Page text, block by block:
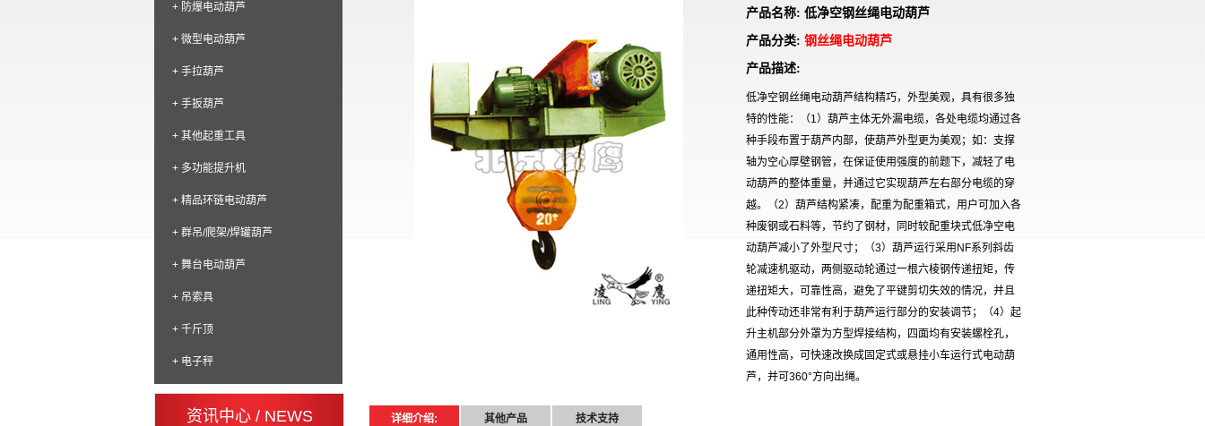
+ 防爆电动葫芦
+ 微型电动葫芦
+ 手拉葫芦
+ 手扳葫芦
+ 其他起重工具
+ 多功能提升机
+ 精品环链电动葫芦
+ 群吊/爬架/焊罐葫芦
+ 舞台电动葫芦
+ 吊索具
+ 千斤顶
+ 电子秤
资讯中心 / NEWS
产品名称: 低净空钢丝绳电动葫芦
产品分类: 钢丝绳电动葫芦
产品描述:
低净空钢丝绳电动葫芦结构精巧，外型美观，具有很多独
特的性能：（1）葫芦主体无外漏电缆，各处电缆均通过各
种手段布置于葫芦内部，使葫芦外型更为美观；如：支撑
轴为空心厚壁钢管，在保证使用强度的前题下，减轻了电
动葫芦的整体重量，并通过它实现葫芦左右部分电缆的穿
越。（2）葫芦结构紧凑，配重为配重箱式，用户可加入各
种废钢或石料等，节约了钢材，同时较配重块式低净空电
动葫芦减小了外型尺寸；（3）葫芦运行采用NF系列斜齿
轮减速机驱动，两侧驱动轮通过一根六棱钢传递扭矩，传
递扭矩大，可靠性高，避免了平键剪切失效的情况，并且
此种传动还非常有利于葫芦运行部分的安装调节；（4）起
升主机部分外罩为方型焊接结构，四面均有安装螺栓孔，
通用性高，可快速改换成固定式或悬挂小车运行式电动葫
芦，并可360°方向出绳。
详细介绍: 其他产品 技术支持